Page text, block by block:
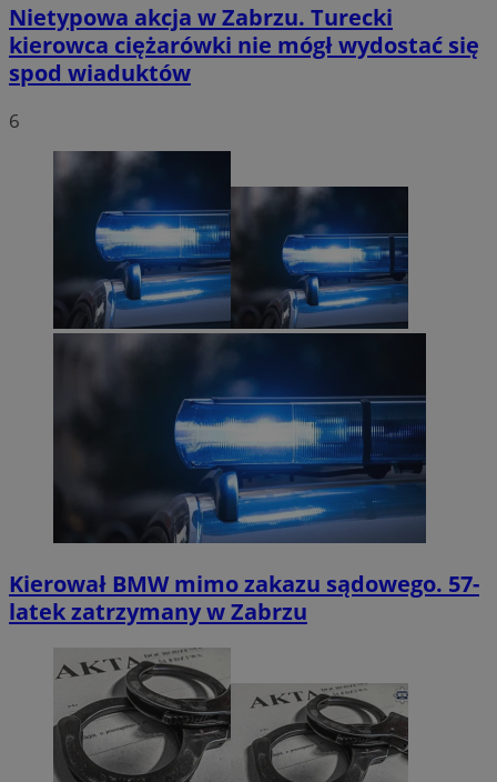
Nietypowa akcja w Zabrzu. Turecki
kierowca ciężarówki nie mógł wydostać się
spod wiaduktów
6
Kierował BMW mimo zakazu sądowego. 57-
latek zatrzymany w Zabrzu